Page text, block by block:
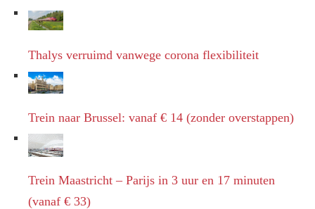
Thalys verruimd vanwege corona flexibiliteit
Trein naar Brussel: vanaf € 14 (zonder overstappen)
Trein Maastricht – Parijs in 3 uur en 17 minuten
(vanaf € 33)